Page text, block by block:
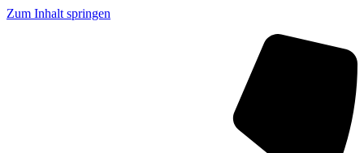
Zum Inhalt springen